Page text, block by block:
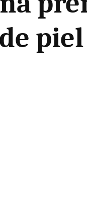
piel